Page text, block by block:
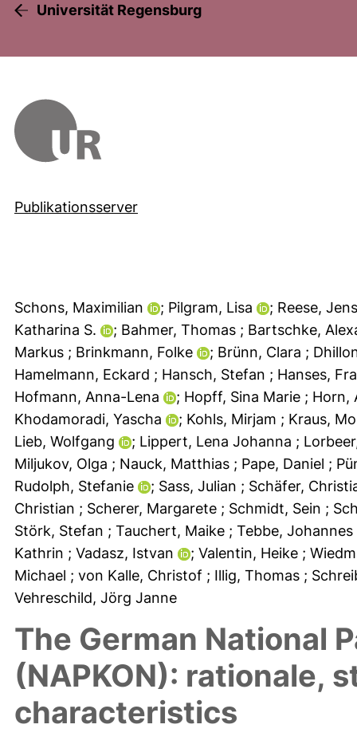
Universität Regensburg
Publikationsserver
Schons, Maximilian ; Pilgram, Lisa
; Reese,
Katharina S.
; Bahmer, Thomas ; Bartschke,
Markus ; Brinkmann, Folke ; Brünn, Clara ;
Hamelmann, Eckard ; Hansch, Stefan ; Hanses,
Hofmann, Anna-Lena
; Hopff, Sina Marie ; Horn,
Khodamoradi, Yascha
; Kohls, Mirjam ; Kraus,
Lieb, Wolfgang
; Lippert, Lena Johanna ;
Miljukov, Olga ; Nauck, Matthias ; Pape, Daniel ;
Rudolph, Stefanie
; Sass, Julian ; Schäfer,
Christian ; Scherer, Margarete ; Schmidt, Sein ;
Störk, Stefan ; Tauchert, Maike ; Tebbe,
Kathrin ; Vadasz, Istvan ; Valentin, Heike ;
Michael ; von Kalle, Christof ; Illig, Thomas ;
Vehreschild, Jörg Janne
The German National
(NAPKON): rationale,
characteristics